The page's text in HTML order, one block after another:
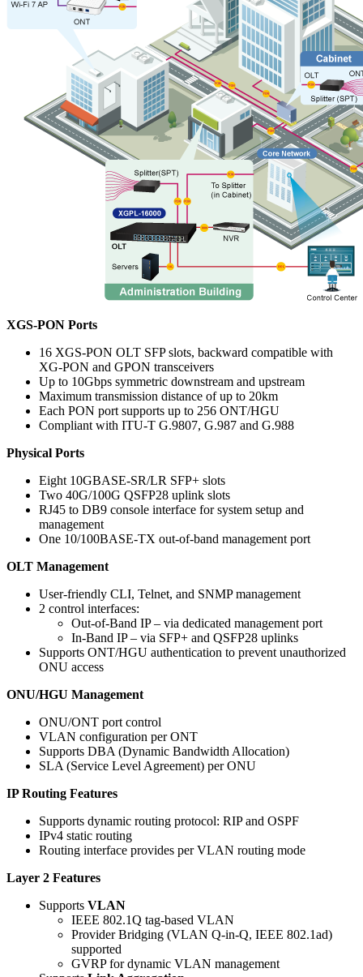
XGS-PON Ports
16 XGS-PON OLT SFP slots, backward compatible with
XG-PON and GPON transceivers
Up to 10Gbps symmetric downstream and upstream
Maximum transmission distance of up to 20km
Each PON port supports up to 256 ONT/HGU
Compliant with ITU-T G.9807, G.987 and G.988
Physical Ports
Eight 10GBASE-SR/LR SFP+ slots
Two 40G/100G QSFP28 uplink slots
RJ45 to DB9 console interface for system setup and
management
One 10/100BASE-TX out-of-band management port
OLT Management
User-friendly CLI, Telnet, and SNMP management
2 control interfaces:
Out-of-Band IP – via dedicated management port
In-Band IP – via SFP+ and QSFP28 uplinks
Supports ONT/HGU authentication to prevent unauthorized
ONU access
ONU/HGU Management
ONU/ONT port control
VLAN configuration per ONT
Supports DBA (Dynamic Bandwidth Allocation)
SLA (Service Level Agreement) per ONU
IP Routing Features
Supports dynamic routing protocol: RIP and OSPF
IPv4 static routing
Routing interface provides per VLAN routing mode
Layer 2 Features
Supports VLAN
IEEE 802.1Q tag-based VLAN
Provider Bridging (VLAN Q-in-Q, IEEE 802.1ad)
supported
GVRP for dynamic VLAN management